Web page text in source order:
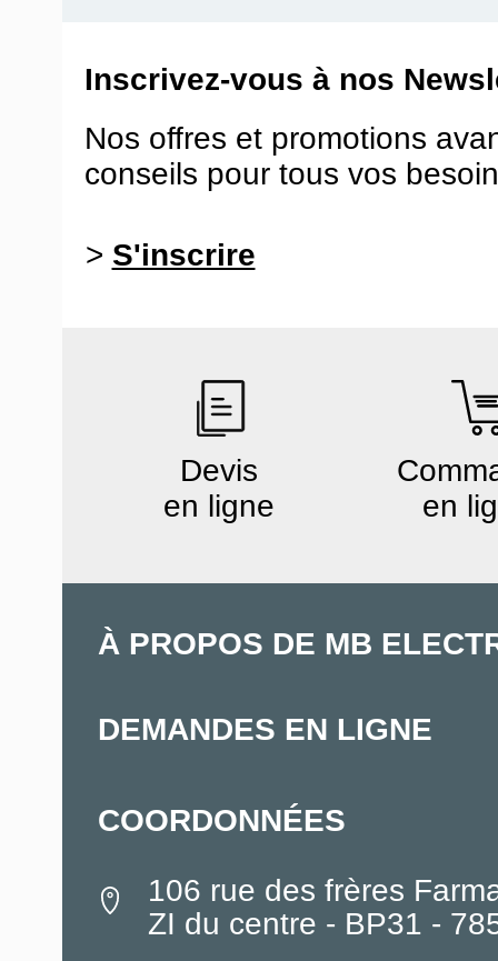
Inscrivez-vous à nos
Nos offres et promotions
conseils pour tous vos
> S'inscrire
Devis
en ligne
en
À PROPOS DE MB
DEMANDES EN LIGNE
COORDONNÉES
106 rue des frères
ZI du centre - BP31 -